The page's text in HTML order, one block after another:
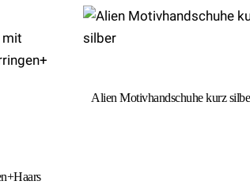
Alien Motivhandschuhe kurz